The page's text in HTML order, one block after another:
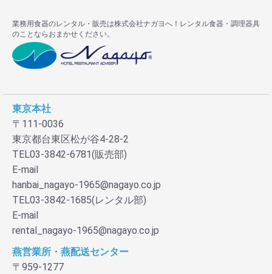
業務用食器のレンタル・販売は株式会社ナガヨへ！レンタル食器・調理器具
のことならおまかせください。
東京本社
〒111-0036
東京都台東区松が谷4-28-2
TEL03-3842-6781(販売部)
E-mail
hanbai_nagayo-1965@nagayo.co.jp
TEL03-3842-1685(レンタル部)
E-mail
rental_nagayo-1965@nagayo.co.jp
燕営業所・燕配送センター
〒959-1277